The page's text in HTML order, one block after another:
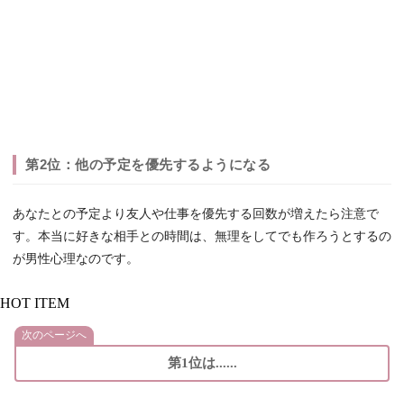
第2位：他の予定を優先するようになる
あなたとの予定より友人や仕事を優先する回数が増えたら注意で
す。本当に好きな相手との時間は、無理をしてでも作ろうとするの
が男性心理なのです。
HOT ITEM
次のページへ
第1位は......